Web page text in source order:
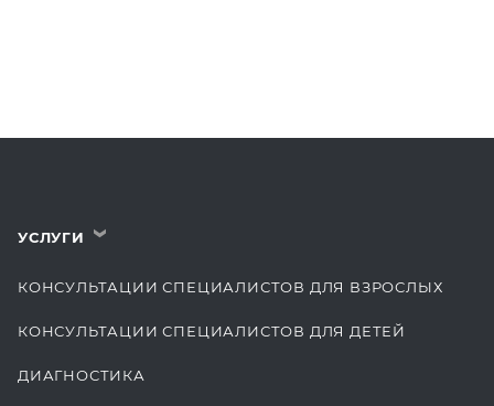
УСЛУГИ ›
КОНСУЛЬТАЦИИ СПЕЦИАЛИСТОВ ДЛЯ ВЗРОСЛЫХ
КОНСУЛЬТАЦИИ СПЕЦИАЛИСТОВ ДЛЯ ДЕТЕЙ
ДИАГНОСТИКА